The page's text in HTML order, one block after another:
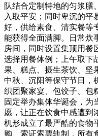
队结合定制特地的匀浆膳
入取平安；同时卑沉的平
好，供给素食、清实餐等
能获得全面满脚。日常炊
房间，同时设置集顶用餐
选择用餐体例；上午取下
果、糕点、摄生茶饮、坚
中秋、沉阳等保守节日，
织团聚家宴、包饺子、包
固定举办集体华诞会，为
愿，让正在饮食中感遭到
机形成立了最严酷的食物
购、索证索票轨制，所有